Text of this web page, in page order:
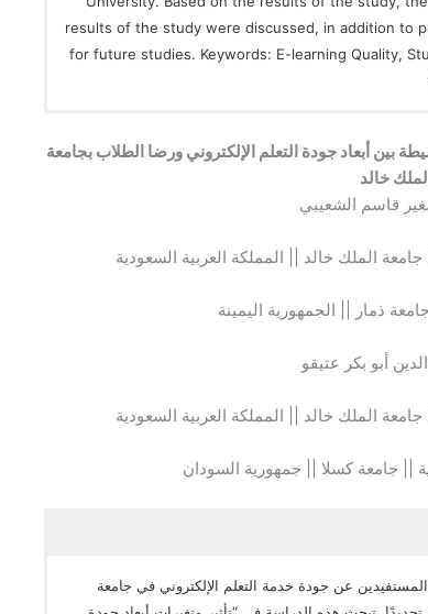
results of the study were discussed, in addition to
for future studies. Keywords: E-learning Quality,
بين أبعاد جودة التعلم الإلكتروني ورضا الطلاب بجامعة
خالد
قاسم الشعيبي
الملك خالد || المملكة العربية السعودية
ذمار || الجمهورية اليمينة
أبو بكر عتيقو
الملك خالد || المملكة العربية السعودية
|| جامعة كسلا || جمهورية السودان
عن جودة خدمة التعلم الإلكتروني في جامعة